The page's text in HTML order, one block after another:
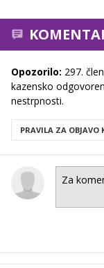
Opozorilo: 297.
kazensko
nestrpnosti.
PRAVILA ZA OBJAVO